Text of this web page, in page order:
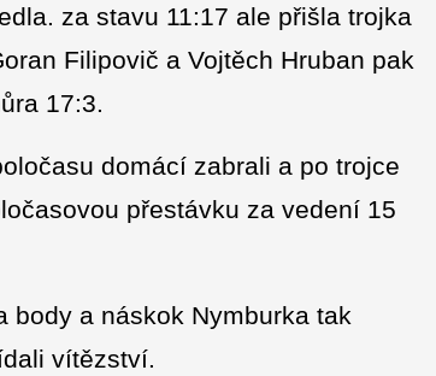
za stavu 11:17 ale přišla trojka
Filipovič a Vojtěch Hruban pak
17:3.
domácí zabrali a po trojce
přestávku za vedení 15
body a náskok Nymburka tak
vítězství.